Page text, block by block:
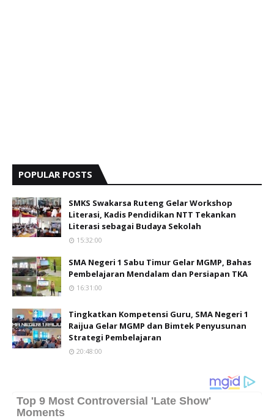
POPULAR POSTS
SMKS Swakarsa Ruteng Gelar Workshop
Literasi, Kadis Pendidikan NTT Tekankan
Literasi sebagai Budaya Sekolah
15:32:00
SMA Negeri 1 Sabu Timur Gelar MGMP, Bahas
Pembelajaran Mendalam dan Persiapan TKA
16:31:00
Tingkatkan Kompetensi Guru, SMA Negeri 1
Raijua Gelar MGMP dan Bimtek Penyusunan
Strategi Pembelajaran
20:48:00